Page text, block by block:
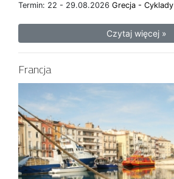
Termin: 22 - 29.08.2026 Grecja - Cyklady
Czytaj więcej »
Francja